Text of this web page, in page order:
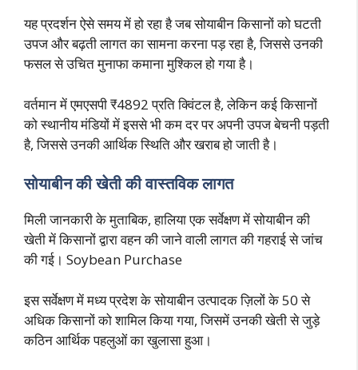
यह प्रदर्शन ऐसे समय में हो रहा है जब सोयाबीन किसानों को घटती
उपज और बढ़ती लागत का सामना करना पड़ रहा है, जिससे उनकी
फसल से उचित मुनाफा कमाना मुश्किल हो गया है।
वर्तमान में एमएसपी ₹4892 प्रति क्विंटल है, लेकिन कई किसानों
को स्थानीय मंडियों में इससे भी कम दर पर अपनी उपज बेचनी पड़ती
है, जिससे उनकी आर्थिक स्थिति और खराब हो जाती है।
सोयाबीन की खेती की वास्तविक लागत
मिली जानकारी के मुताबिक, हालिया एक सर्वेक्षण में सोयाबीन की
खेती में किसानों द्वारा वहन की जाने वाली लागत की गहराई से जांच
की गई। Soybean Purchase
इस सर्वेक्षण में मध्य प्रदेश के सोयाबीन उत्पादक ज़िलों के 50 से
अधिक किसानों को शामिल किया गया, जिसमें उनकी खेती से जुड़े
कठिन आर्थिक पहलुओं का खुलासा हुआ।